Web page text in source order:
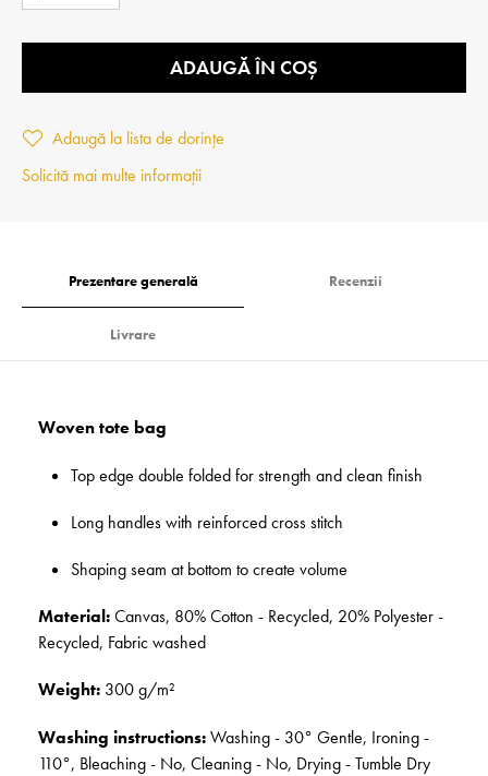
ADAUGĂ ÎN COȘ
Adaugă la lista de dorințe
Solicită mai multe informații
Prezentare generală Recenzii
Livrare
Woven tote bag
Top edge double folded for strength and clean finish
Long handles with reinforced cross stitch
Shaping seam at bottom to create volume
Material:Canvas, 80% Cotton - Recycled, 20% Polyester -
Recycled, Fabric washed
Weight: 300 g/m²
Washing instructions:Washing - 30° Gentle, Ironing -
110°, Bleaching - No, Cleaning - No, Drying - Tumble Dry